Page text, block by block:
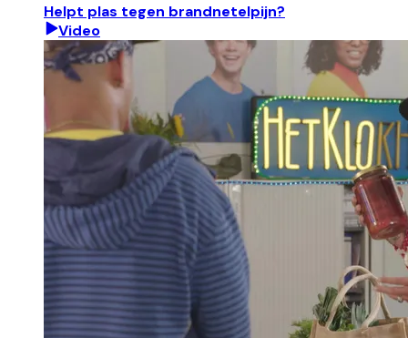
Helpt plas tegen brandnetelpijn?
Video